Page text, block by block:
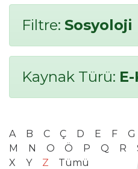
Filtre: Sosyoloji
Kaynak Türü:
A B C Ç D E F G
M
N O Ö P Q R
X
Y Z Tümü